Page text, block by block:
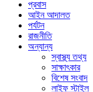
প্রবাস
আইন আদালত
পর্যটন
রাজনীতি
অন্যান্য
স্বাস্থ্য তথ্য
সাক্ষাৎকার
বিশেষ সংবাদ
লাইফ স্টাইল